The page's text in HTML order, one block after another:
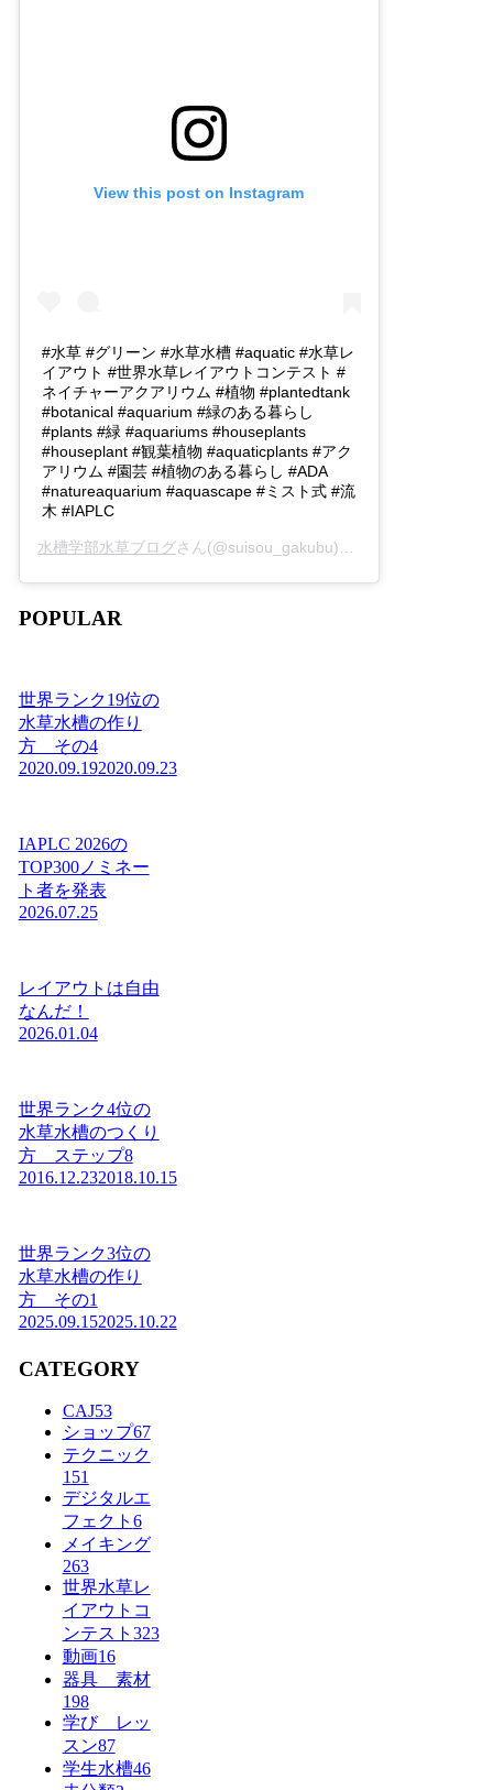
View this post on Instagram
#水草 #グリーン #水草水槽 #aquatic #水草レ
イアウト #世界水草レイアウトコンテスト #
ネイチャーアクアリウム #植物 #plantedtank
#botanical #aquarium #緑のある暮らし
#plants #緑 #aquariums #houseplants
#houseplant #観葉植物 #aquaticplants #アク
アリウム #園芸 #植物のある暮らし #ADA
#natureaquarium #aquascape #ミスト式 #流
木 #IAPLC
水槽学部水草ブログさん(@suisou_gakubu)がシェアした投稿 -
POPULAR
世界ランク19位の
水草水槽の作り
方 その4
2020.09.192020.09.23
IAPLC 2026の
TOP300ノミネー
ト者を発表
2026.07.25
レイアウトは自由
なんだ！
2026.01.04
世界ランク4位の
水草水槽のつくり
方 ステップ8
2016.12.232018.10.15
世界ランク3位の
水草水槽の作り
方 その1
2025.09.152025.10.22
CATEGORY
CAJ53
ショップ67
テクニック
151
デジタルエ
フェクト 6
メイキング
263
世界水草レ
イアウトコ
ンテスト 323
動画16
器具 素材
198
学び レッ
スン87
学生水槽46